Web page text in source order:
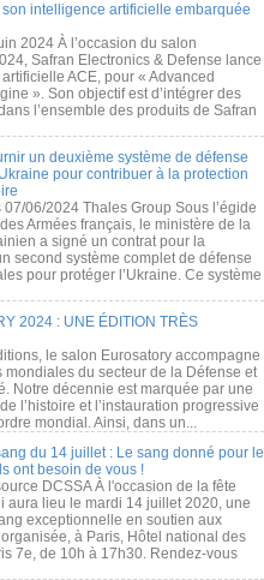
intelligence artificielle embarquée
2024 À l’occasion du salon
Safran Electronics & Defense lance
artificielle ACE, pour « Advanced
». Son objectif est d’intégrer des
l’ensemble des produits de Safran
un deuxième système de défense
pour contribuer à la protection
06/2024 Thales Group Sous l’égide
Armées français, le ministère de la
a signé un contrat pour la
second système complet de défense
pour protéger l’Ukraine. Ce système
2024 : UNE ÉDITION TRÈS
le salon Eurosatory accompagne
mondiales du secteur de la Défense et
Notre décennie est marquée par une
l’histoire et l’instauration progressive
mondial. Ainsi, dans un...
du 14 juillet : Le sang donné pour le
ont besoin de vous !
DCSSA À l'occasion de la fête
aura lieu le mardi 14 juillet 2020, une
exceptionnelle en soutien aux
à Paris, Hôtel national des
7e, de 10h à 17h30. Rendez-vous